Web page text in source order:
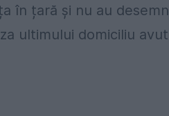
în țară și nu au
ultimului domiciliu avut